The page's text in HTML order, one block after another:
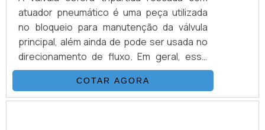
atuador pneumático é uma peça utilizada
no bloqueio para manutenção da válvula
principal, além ainda de pode ser usada no
direcionamento de fluxo. Em geral, esse
tipo de válvula utiliza uma esfera oca,
perfurada e pivotante que serve para
assegurar o controle do fluxo de fluidos ou
COTAR AGORA